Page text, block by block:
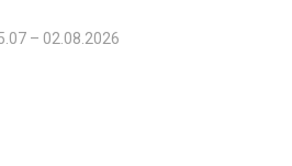
– 02.08.2026